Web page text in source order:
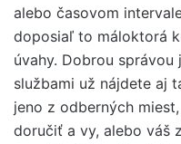
alebo časovom
doposiaľ to máloktorá
úvahy. Dobrou
službami už nájdete aj
jeno z odberných
doručiť a vy, alebo váš